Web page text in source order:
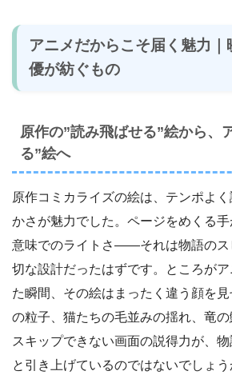
アニメだからこそ届く魅力
優が紡ぐもの
原作の”読み飛ばせる”絵から、
る”絵へ
原作コミカライズの絵は、テンポよ
かさが魅力でした。ページをめくる
意味でのライトさ――それは物語のス
切な設計だったはずです。ところが
た瞬間、その絵はまったく違う顔を
の粒子、猫たちの毛並みの揺れ、竜
スキップできない画面の説得力が、
と引き上げているのではないでしょう